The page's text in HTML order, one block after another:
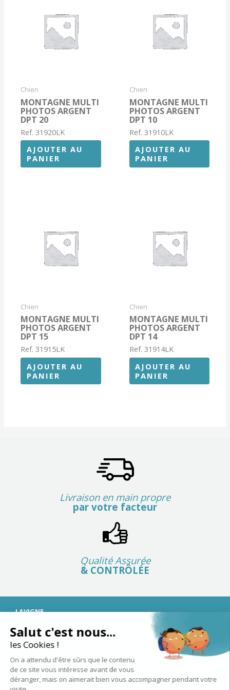
Chien
MONTAGNE MULTI
PHOTOS ARGENT
DPT 20
Ref. 31920LK
AJOUTER AU
PANIER
Chien
MONTAGNE MULTI
PHOTOS ARGENT
DPT 10
Ref. 31910LK
AJOUTER AU
PANIER
Chien
MONTAGNE MULTI
PHOTOS ARGENT
DPT 15
Ref. 31915LK
AJOUTER AU
PANIER
Chien
MONTAGNE MULTI
PHOTOS ARGENT
DPT 14
Ref. 31914LK
AJOUTER AU
PANIER
Livraison en main propre
par votre facteur
Qualité Assurée
& CONTRÔLÉE
LAVIGNE
L’histoire de l’almanach
Le fonctionnement de la distribution
La tradition des étrennes
NOS OFFRES
Almanachs
Articles complémentaires
Salut c'est nous...
les Cookies !
On a attendu d'être sûrs que le contenu
de ce site vous intéresse avant de vous
déranger, mais on aimerait bien vous accompagner pendant votre